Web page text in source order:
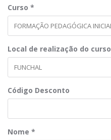
Curso *
Local de realização do curso
Código Desconto
Nome *